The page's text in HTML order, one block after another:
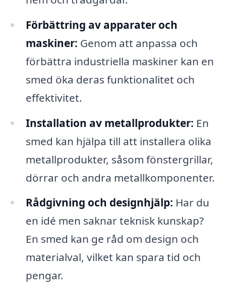
Förbättring av apparater och
maskiner: Genom att anpassa och
förbättra industriella maskiner kan en
smed öka deras funktionalitet och
effektivitet.
Installation av metallprodukter: En
smed kan hjälpa till att installera olika
metallprodukter, såsom fönstergrillar,
dörrar och andra metallkomponenter.
Rådgivning och designhjälp: Har du
en idé men saknar teknisk kunskap?
En smed kan ge råd om design och
materialval, vilket kan spara tid och
pengar.